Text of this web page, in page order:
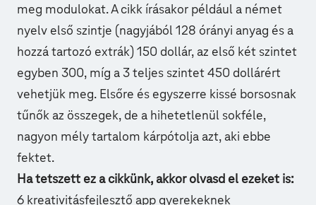
meg modulokat. A cikk írásakor például a német
nyelv első szintje (nagyjából 128 órányi anyag és a
hozzá tartozó extrák) 150 dollár, az első két szintet
egyben 300, míg a 3 teljes szintet 450 dollárért
vehetjük meg. Elsőre és egyszerre kissé borsosnak
tűnők az összegek, de a hihetetlenül sokféle,
nagyon mély tartalom kárpótolja azt, aki ebbe
fektet.
Ha tetszett ez a cikkünk, akkor olvasd el ezeket is:
6 kreativitásfejlesztő app gyerekeknek